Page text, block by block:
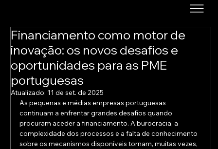
Financiamento como motor de
inovação: os novos desafios e
oportunidades para as PME
portuguesas
Atualizado: 11 de set. de 2025
As pequenas e médias empresas portuguesas
continuam a enfrentar grandes desafios quando
procuram aceder a financiamento. A burocracia, a
complexidade dos processos e a falta de conhecimento
sobre os mecanismos disponíveis tornam, muitas vezes,